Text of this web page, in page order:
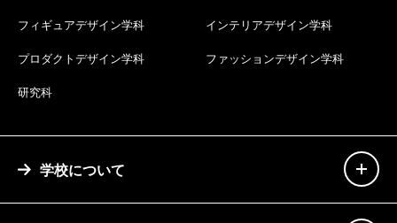
フィギュアデザイン学科
インテリアデザイン学科
プロダクトデザイン学科
ファッションデザイン学科
研究科
学校について